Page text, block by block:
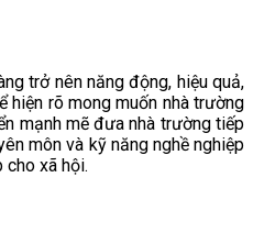
trở nên năng động, hiệu quả,
rõ mong muốn nhà trường
mạnh mẽ đưa nhà trường tiếp
môn và kỹ năng nghề nghiệp
xã hội.